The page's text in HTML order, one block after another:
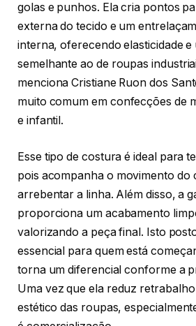
golas e punhos. Ela cria pontos
externa do tecido e um
interna, oferecendo elasticidade e
semelhante ao de roupas
menciona Cristiane Ruon dos
muito comum em confecções de
e infantil.
Esse tipo de costura é ideal para
pois acompanha o movimento do
arrebentar a linha. Além disso, a
proporciona um acabamento
valorizando a peça final. Isto
essencial para quem está
torna um diferencial conforme a
Uma vez que ela reduz
estético das roupas,